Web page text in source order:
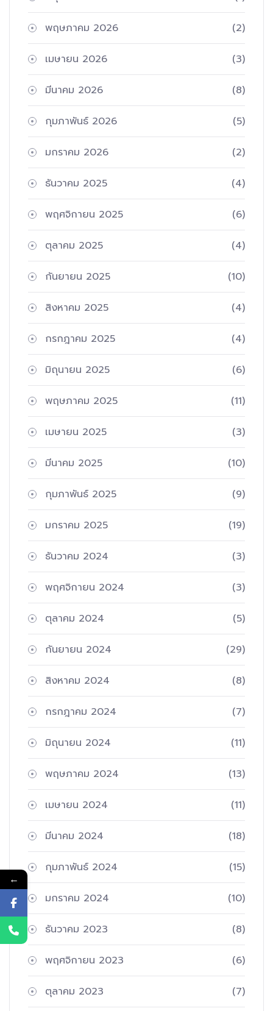
พฤษภาคม 2026 (2)
เมษายน 2026 (3)
มีนาคม 2026 (8)
กุมภาพันธ์ 2026 (5)
มกราคม 2026 (2)
ธันวาคม 2025 (4)
พฤศจิกายน 2025 (6)
ตุลาคม 2025 (4)
กันยายน 2025 (10)
สิงหาคม 2025 (4)
กรกฎาคม 2025 (4)
มิถุนายน 2025 (6)
พฤษภาคม 2025 (11)
เมษายน 2025 (3)
มีนาคม 2025 (10)
กุมภาพันธ์ 2025 (9)
มกราคม 2025 (19)
ธันวาคม 2024 (3)
พฤศจิกายน 2024 (3)
ตุลาคม 2024 (5)
กันยายน 2024 (29)
สิงหาคม 2024 (8)
กรกฎาคม 2024 (7)
มิถุนายน 2024 (11)
พฤษภาคม 2024 (13)
เมษายน 2024 (11)
มีนาคม 2024 (18)
กุมภาพันธ์ 2024 (15)
มกราคม 2024 (10)
ธันวาคม 2023 (8)
พฤศจิกายน 2023 (6)
ตุลาคม 2023 (7)
←